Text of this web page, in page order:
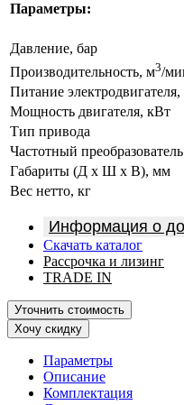
Параметры:
Давление, бар
Производительность, м3/
Питание
Мощность двигателя, кВт
Тип привода
Частотный преобразователь
Габариты (Д х Ш х В), мм
Вес нетто, кг
Информация о
Скачать каталог
Рассрочка и лизинг
TRADE IN
Уточнить стоимость
Хочу скидку
Параметры
Описание
Комплектация